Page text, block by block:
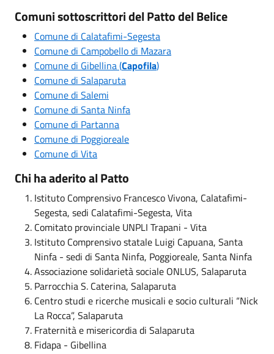
Comuni sottoscrittori del Patto del Belice
Comune di Calatafimi-Segesta
Comune di Campobello di Mazara
Comune di Gibellina (Capofila)
Comune di Salaparuta
Comune di Salemi
Comune di Santa Ninfa
Comune di Partanna
Comune di Poggioreale
Comune di Vita
Chi ha aderito al Patto
Istituto Comprensivo Francesco Vivona, Calatafimi-
Segesta, sedi Calatafimi-Segesta, Vita
Comitato provinciale UNPLI Trapani - Vita
Istituto Comprensivo statale Luigi Capuana, Santa
Ninfa - sedi di Santa Ninfa, Poggioreale, Santa Ninfa
Associazione solidarietà sociale ONLUS, Salaparuta
Parrocchia S. Caterina, Salaparuta
Centro studi e ricerche musicali e socio culturali “Nick
La Rocca”, Salaparuta
Fraternità e misericordia di Salaparuta
Fidapa - Gibellina